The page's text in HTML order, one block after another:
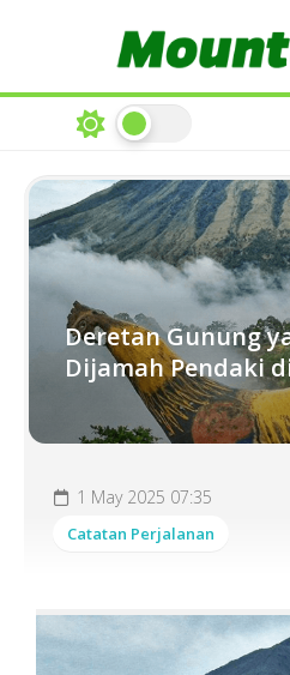
Deretan Gunung
Dijamah Pendaki
1 May 2025 07:35
Catatan Perjalanan